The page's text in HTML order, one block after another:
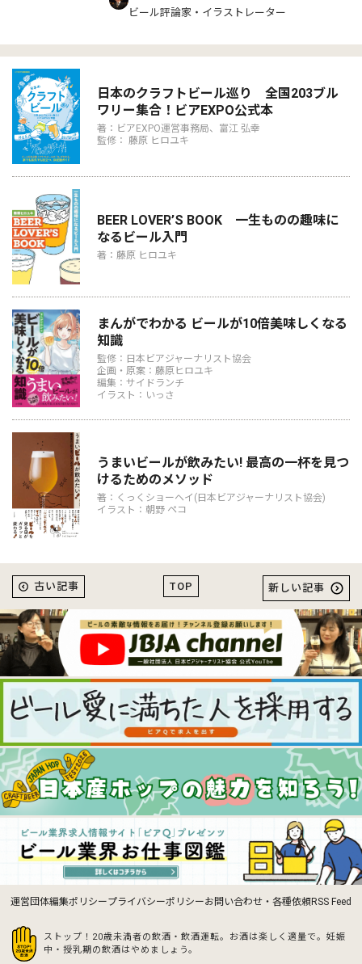
ビール評論家・イラストレーター
日本のクラフトビール巡り 全国203ブル
ワリー集合！ビアEXPO公式本
著：ビアEXPO運営事務局、富江 弘幸
監修： 藤原 ヒロユキ
BEER LOVER’S BOOK 一生ものの趣味に
なるビール入門
著：藤原 ヒロユキ
まんがでわかる ビールが10倍美味しくなる
知識
監修：日本ビアジャーナリスト協会
企画・原案：藤原ヒロユキ
編集：サイドランチ
イラスト：いっさ
うまいビールが飲みたい! 最高の一杯を見つ
けるためのメソッド
著：くっくショーヘイ(日本ビアジャーナリスト協会)
イラスト：朝野 ペコ
TOP
古い記事 新しい記事
運営団体編集ポリシープライバシーポリシーお問い合わせ・各種依頼RSS Feed
ストップ！20歳未満者の飲酒・飲酒運転。お酒は楽しく適量で。 妊娠
中・授乳期の飲酒はやめましょう。